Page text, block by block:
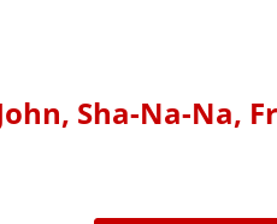
Sha-Na-Na,